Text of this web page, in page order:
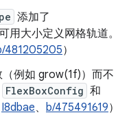
添加了
用大小定义网格轨道。
481205205）
例如 grow(1f)）而不
FlexBoxConfig 和
I8dbae、 b/475491619）